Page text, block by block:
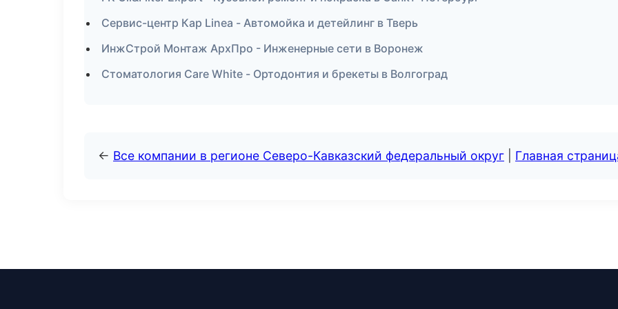
Сервис-центр Кар Linea - Автомойка и детейлинг в Тверь
ИнжСтрой Монтаж АрхПро - Инженерные сети в Воронеж
Стоматология Care White - Ортодонтия и брекеты в Волгоград
← Все компании в регионе Северо-Кавказский федеральный округ Главная